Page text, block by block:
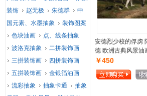
安德烈少校的俘虏
德 欧洲古典风景油
￥450
装饰
赵无极 朱德群
中
国元素、水墨抽象
装饰图案
色块油画
点、线条抽象
波洛克抽象
二拼装饰画
三拼装饰画
四拼装饰画
五拼装饰画
金银箔油画
流彩抽象
抽象卡通
抽象